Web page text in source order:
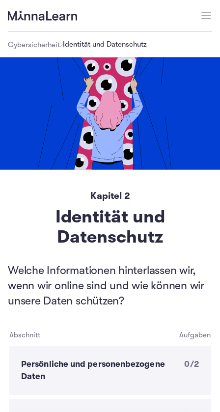
Cybersicherheit Identität und Datenschutz
Kapitel 2
Identität und
Datenschutz
Welche Informationen hinterlassen wir,
wenn wir online sind und wie können wir
unsere Daten schützen?
Abschnitt Aufgaben
Persönliche und personenbezogene
Daten
0/2